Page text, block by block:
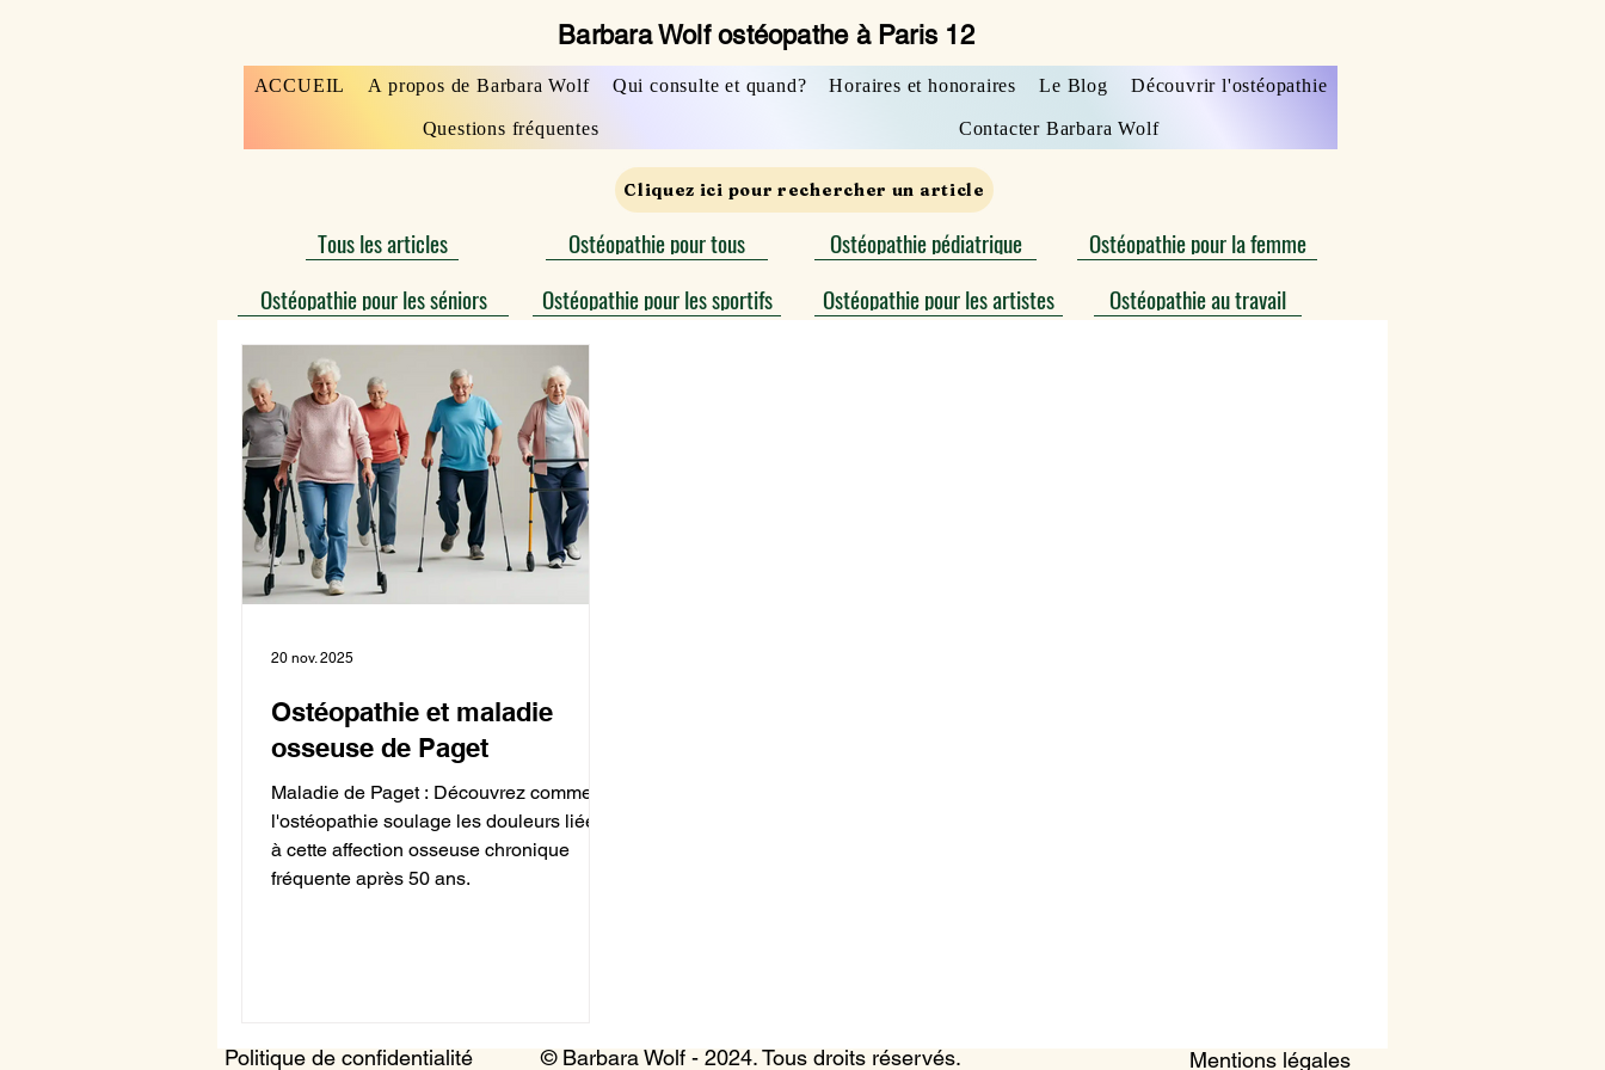
Barbara Wolf ostéopathe à Paris 12
ACCUEIL A propos de Barbara Wolf Qui consulte et quand? Horaires et honoraires Le Blog Découvrir l'ostéopathie
Questions fréquentes Contacter Barbara Wolf
Cliquez ici pour rechercher un article
Tous les articles
Ostéopathie pour les séniors
Ostéopathie pour tous
Ostéopathie pour les sportifs
Ostéopathie pédiatrique
Ostéopathie pour les artistes
Ostéopathie pour la femme
Ostéopathie au travail
Ostéopathie et maladie
osseuse de Paget
Maladie de Paget : Découvrez comment
l'ostéopathie soulage les douleurs liées
à cette affection osseuse chronique
fréquente après 50 ans.
20 nov. 2025
Politique de confidentialité © Barbara Wolf - 2024. Tous droits réservés. Mentions légales